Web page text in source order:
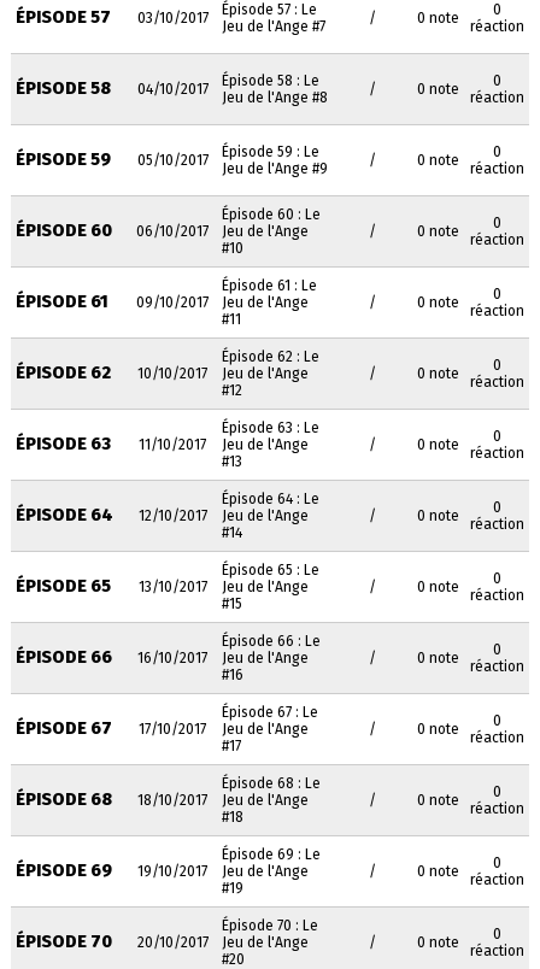
ÉPISODE 57 03/10/2017
Épisode 57 : Le
Jeu de l'Ange #7
/ 0 note
0
réaction
ÉPISODE 58 04/10/2017
Épisode 58 : Le
Jeu de l'Ange #8
/ 0 note
0
réaction
ÉPISODE 59 05/10/2017
Épisode 59 : Le
Jeu de l'Ange #9
/ 0 note
0
réaction
ÉPISODE 60 06/10/2017
Épisode 60 : Le
Jeu de l'Ange
#10
/ 0 note
0
réaction
ÉPISODE 61 09/10/2017
Épisode 61 : Le
Jeu de l'Ange
#11
/ 0 note
0
réaction
ÉPISODE 62 10/10/2017
Épisode 62 : Le
Jeu de l'Ange
#12
/ 0 note
0
réaction
ÉPISODE 63 11/10/2017
Épisode 63 : Le
Jeu de l'Ange
#13
/ 0 note
0
réaction
ÉPISODE 64 12/10/2017
Épisode 64 : Le
Jeu de l'Ange
#14
/ 0 note
0
réaction
ÉPISODE 65 13/10/2017
Épisode 65 : Le
Jeu de l'Ange
#15
/ 0 note
0
réaction
ÉPISODE 66 16/10/2017
Épisode 66 : Le
Jeu de l'Ange
#16
/ 0 note
0
réaction
ÉPISODE 67 17/10/2017
Épisode 67 : Le
Jeu de l'Ange
#17
/ 0 note
0
réaction
ÉPISODE 68 18/10/2017
Épisode 68 : Le
Jeu de l'Ange
#18
/ 0 note
0
réaction
ÉPISODE 69 19/10/2017
Épisode 69 : Le
Jeu de l'Ange
#19
/ 0 note
0
réaction
ÉPISODE 70 20/10/2017
Épisode 70 : Le
Jeu de l'Ange
#20
/ 0 note
0
réaction